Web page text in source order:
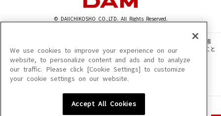
© DAIICHIKOSHO CO.,LTD. All Rights Reserved.
このサイトに掲載されている一切の文章・画像・写真・動画・音声等を、手段や形態
を問わず、著作権法の定める範囲を超えて無断で複製、転載、ファイル化などすること
を禁じます。
楽曲及びコンテンツは、機種によりご利用いただけない場合があります。
楽曲及びコンテンツの配信日、配信内容が変更になる場合があります。
We use cookies to improve your experience on our
website, to personalize content and ads and to analyze
our traffic. Please click [Cookie Settings] to customize
your cookie settings on our website.
Accept All Cookies